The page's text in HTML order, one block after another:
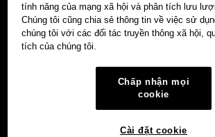
tính năng của mạng xã hội và phân tích lưu
Chúng tôi cũng chia sẻ thông tin về việc sử
chúng tôi với các đối tác truyền thông xã hội,
tích của chúng tôi.
Chấp nhận mọi
cookie
Cài đặt cookie